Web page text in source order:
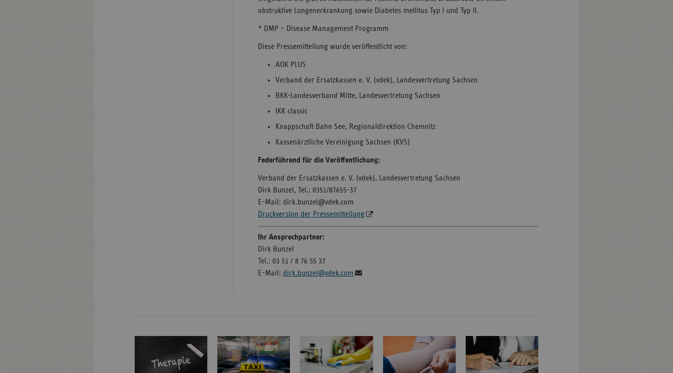
obstruktive Lungenerkrankung sowie Diabetes mellitus Typ I und Typ II.
* DMP – Disease Management Programm
Diese Pressemitteilung wurde veröffentlicht von:
AOK PLUS
Verband der Ersatzkassen e. V. (vdek), Landesvertretung Sachsen
BKK-Landesverband Mitte, Landesvertretung Sachsen
IKK classic
Knappschaft Bahn See, Regionaldirektion Chemnitz
Kassenärztliche Vereinigung Sachsen (KVS)
Federführend für die Veröffentlichung:
Verband der Ersatzkassen e. V. (vdek), Landesvertretung Sachsen
Dirk Bunzel, Tel.: 0351/87655-37
E-Mail: dirk.bunzel@vdek.com
Druckversion der Pressemitteilung
Ihr Ansprechpartner:
Dirk Bunzel
Tel.: 03 51 / 8 76 55 37
E-Mail: dirk.bunzel@vdek.com